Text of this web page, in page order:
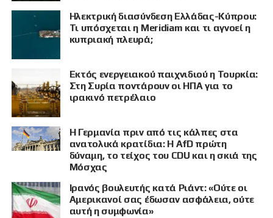
ΠΡΟΒΟΛΗ
Ηλεκτρική διασύνδεση Ελλάδας-Κύπρου:
Τι υπόσχεται η Meridiam και τι αγνοεί η
κυπριακή πλευρά;
Εκτός ενεργειακού παιχνιδιού η Τουρκία:
Στη Συρία ποντάρουν οι ΗΠΑ για το
ιρακινό πετρέλαιο
Η Γερμανία πριν από τις κάλπες στα
ανατολικά κρατίδια: Η AfD πρώτη
δύναμη, το τείχος του CDU και η σκιά της
Μόσχας
Ιρανός βουλευτής κατά Ριάντ: «Ούτε οι
Αμερικανοί σας έδωσαν ασφάλεια, ούτε
αυτή η συμφωνία»